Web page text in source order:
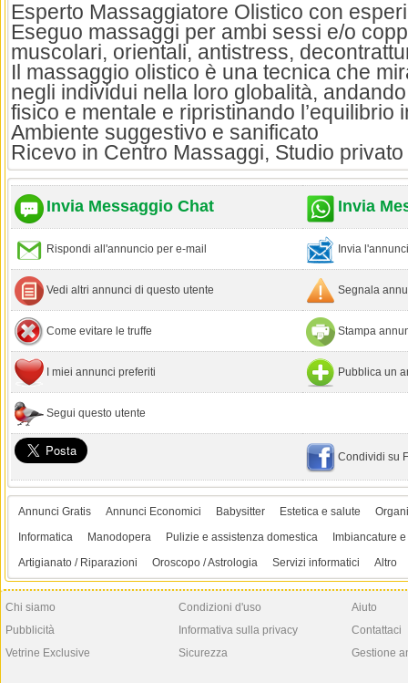
Esperto Massaggiatore Olistico con
Eseguo massaggi per ambi sessi e/o
muscolari, orientali, antistress,
Il massaggio olistico è una tecnica che
negli individui nella loro globalità,
fisico e mentale e ripristinando l’equilibrio
Ambiente suggestivo e sanificato
Ricevo in Centro Massaggi, Studio
Invia Messaggio Chat Invia
Rispondi all'annuncio per e-mail Invia
Vedi altri annunci di questo utente Segnala
Come evitare le truffe Stampa
I miei annunci preferiti Pubblica un
Segui questo utente
Condividi su
Annunci Gratis Annunci Economici Babysitter Estetica e salute
Informatica
Manodopera Pulizie e assistenza domestica
Imbiancature
Artigianato / Riparazioni
Oroscopo / Astrologia Servizi informatici Altro
Chi siamo
Pubblicità
Vetrine Exclusive
Condizioni d'uso
Informativa sulla privacy
Sicurezza
Aiuto
Contattaci
Gestione